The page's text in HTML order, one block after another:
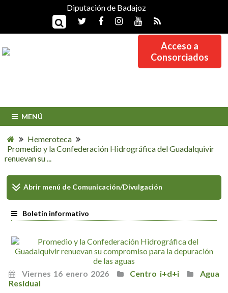
Diputación de Badajoz
Acceso a
Consorciados
MENÚ
Hemeroteca
Promedio y la Confederación Hidrográfica del Guadalquivir
renuevan su ...
Viernes 16 enero 2026 Centro i+d+i
Agua
Residual
Abrir menú de Comunicación/Divulgación
Boletín informativo